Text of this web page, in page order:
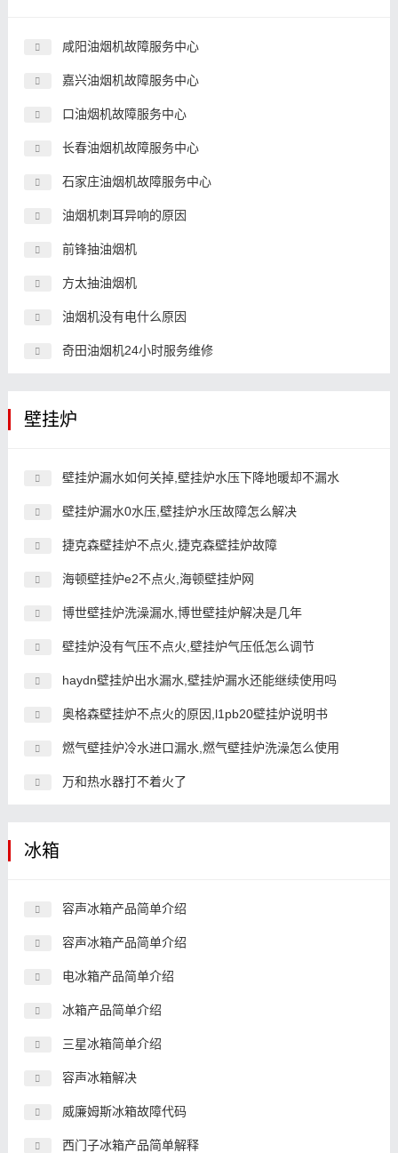
咸阳油烟机故障服务中心
嘉兴油烟机故障服务中心
口油烟机故障服务中心
长春油烟机故障服务中心
石家庄油烟机故障服务中心
油烟机刺耳异响的原因
前锋抽油烟机
方太抽油烟机
油烟机没有电什么原因
奇田油烟机24小时服务维修
壁挂炉
壁挂炉漏水如何关掉,壁挂炉水压下降地暖却不漏水
壁挂炉漏水0水压,壁挂炉水压故障怎么解决
捷克森壁挂炉不点火,捷克森壁挂炉故障
海顿壁挂炉e2不点火,海顿壁挂炉网
博世壁挂炉洗澡漏水,博世壁挂炉解决是几年
壁挂炉没有气压不点火,壁挂炉气压低怎么调节
haydn壁挂炉出水漏水,壁挂炉漏水还能继续使用吗
奥格森壁挂炉不点火的原因,l1pb20壁挂炉说明书
燃气壁挂炉冷水进口漏水,燃气壁挂炉洗澡怎么使用
万和热水器打不着火了
冰箱
容声冰箱产品简单介绍
容声冰箱产品简单介绍
电冰箱产品简单介绍
冰箱产品简单介绍
三星冰箱简单介绍
容声冰箱解决
威廉姆斯冰箱故障代码
西门子冰箱产品简单解释